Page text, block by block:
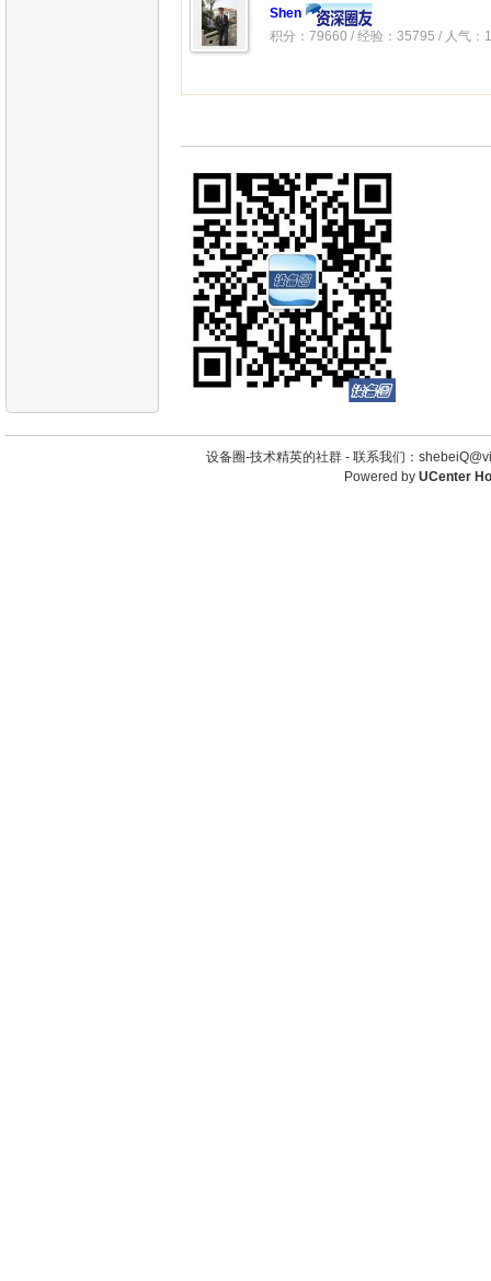
Shen
积分：79660 / 经验：35795 / 人气：
设备圈-技术精英的社群 - 联系我们：
Powered by UCenter